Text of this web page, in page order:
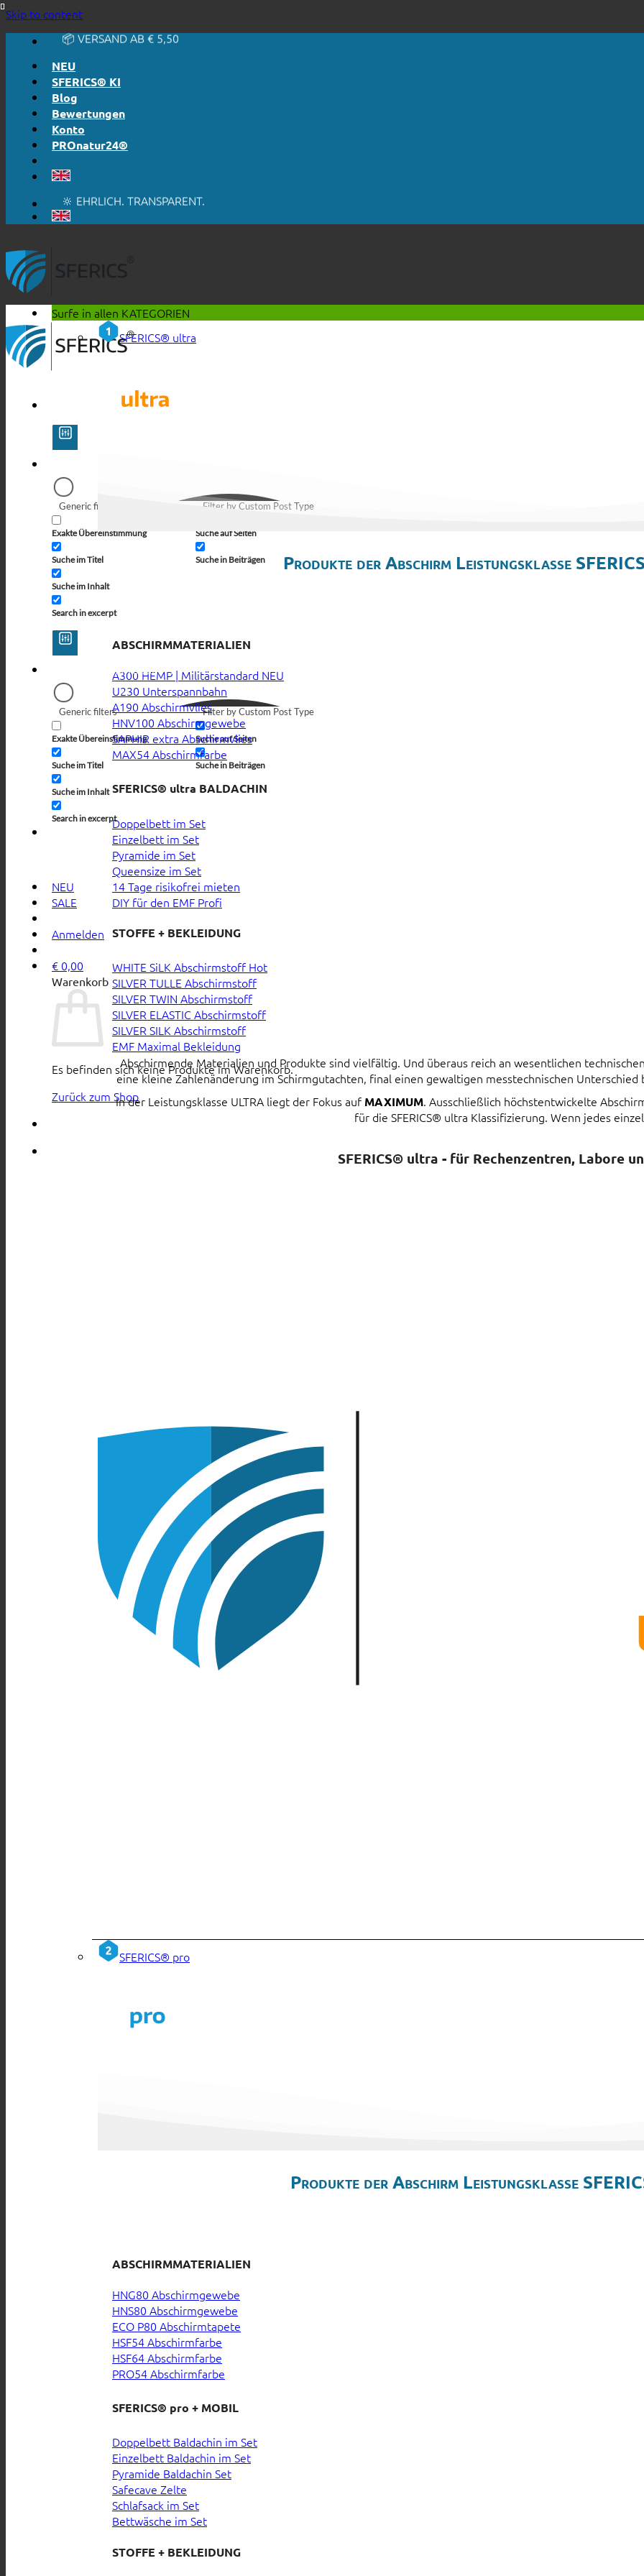
Skip to content🔆 EHRLICH. TRANSPARENT.
📦 VERSAND AB € 5,50
NEU
SFERICS® KI
Blog
Bewertungen
Konto
PROnatur24®
🔆 EINFACH. FUNKTIONIERT.
📦 VERSAND AB € 5,50
🔖 KAUF AUF RECHNUNG
Generic filters
Exakte Übereinstimmung
Suche im Titel
Suche im Inhalt
Search in excerpt
Filter by Custom Post Type
Suche auf Seiten
Suche in Beiträgen
Generic filters
Exakte Übereinstimmung
Suche im Titel
Suche im Inhalt
Search in excerpt
Filter by Custom Post Type
Suche auf Seiten
Suche in Beiträgen
NEU
SALE
Anmelden
€ 0,00
Warenkorb
Es befinden sich keine Produkte im Warenkorb.
Zurück zum Shop
Surfe in allen KATEGORIEN
SFERICS® ultra
Produkte der Abschirm Leistungsklasse
ABSCHIRMMATERIALIEN
A300 HEMP | Militärstandard
U230 Unterspannbahn
A190 Abschirmvlies
HNV100 Abschirmgewebe
SAPHIR extra Abschirmvlies
MAX54 Abschirmfarbe
SFERICS® ultra BALDACHIN
Doppelbett im Set
Einzelbett im Set
Pyramide im Set
Queensize im Set
14 Tage risikofrei mieten
DIY für den EMF Profi
STOFFE + BEKLEIDUNG
WHITE SiLK Abschirmstoff
SILVER TULLE Abschirmstoff
SILVER TWIN Abschirmstoff
SILVER ELASTIC Abschirmstoff
SILVER SILK Abschirmstoff
EMF Maximal Bekleidung
Abschirmende Materialien und Produkte sind vielfältig. Und überaus reich an wesentlichen
eine kleine Zahlenänderung im Schirmgutachten, final einen gewaltigen messtechnischen Unterschied
In der Leistungsklasse ULTRA liegt der Fokus auf MAXIMUM. Ausschließlich höchstentwickelte
für die SFERICS® ultra Klassifizierung. Wenn jedes
SFERICS® ultra - für Rechenzentren, Labore
SFERICS® pro
Produkte der Abschirm Leistungsklasse
ABSCHIRMMATERIALIEN
HNG80 Abschirmgewebe
HNS80 Abschirmgewebe
ECO P80 Abschirmtapete
HSF54 Abschirmfarbe
HSF64 Abschirmfarbe
PRO54 Abschirmfarbe
SFERICS® pro + MOBIL
Doppelbett Baldachin im Set
Einzelbett Baldachin im Set
Pyramide Baldachin Set
Safecave Zelte
Schlafsack im Set
Bettwäsche im Set
STOFFE + BEKLEIDUNG